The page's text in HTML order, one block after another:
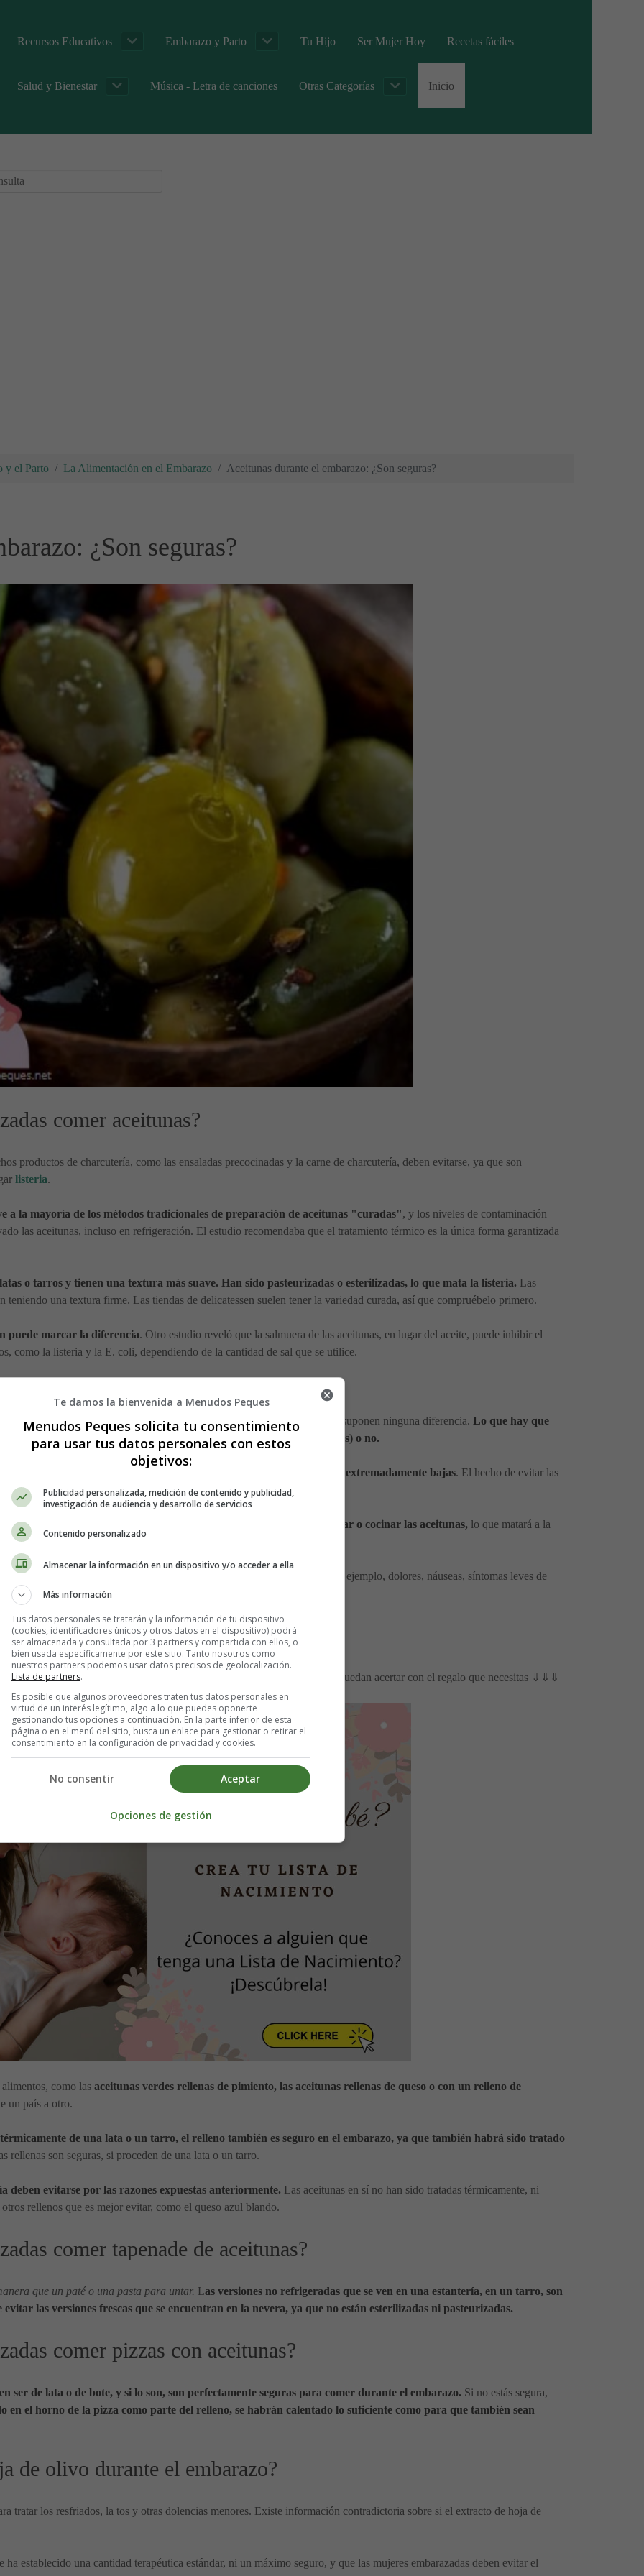
Recursos Educativos Embarazo y Parto Tu Hijo Ser Mujer Hoy Recetas fáciles
Salud y Bienestar Música - Letra de canciones Otras Categorías Inicio
y el Parto La Alimentación en el Embarazo Aceitunas durante el embarazo: ¿Son seguras?
¿Son seguras?
comer aceitunas?
productos de charcutería, como las ensaladas precocinadas y la carne de charcutería, deben evitarse, ya que son
listeria.
a la mayoría de los métodos tradicionales de preparación de aceitunas "curadas", y los niveles de contaminación
las aceitunas, incluso en refrigeración. El estudio recomendaba que el tratamiento térmico es la única forma garantizada
o tarros y tienen una textura más suave. Han sido pasteurizadas o esterilizadas, lo que mata la listeria. Las
teniendo una textura firme. Las tiendas de delicatessen suelen tener la variedad curada, así que compruébelo primero.
puede marcar la diferencia. Otro estudio reveló que la salmuera de las aceitunas, en lugar del aceite, puede inhibir el
como la listeria y la E. coli, dependiendo de la cantidad de sal que se utilice.
abierto son más susceptibles de sufrir contaminación cruzada.
las verdes, las negras, las de kalamata, etc. La variedad o el color no suponen ninguna diferencia. Lo que hay que
y si están tratadas térmicamente (pasteurizadas o esterilizadas) o no.
¡no te asustes! Las probabilidades de contraer listeria siguen siendo extremadamente bajas. El hecho de evitar las
que ya es bajo.
de una lata o un tarro durante el resto del embarazo, o calentar o cocinar las aceitunas, lo que matará a la
hacer nada a menos que experimentes
(por ejemplo, dolores, náuseas, síntomas leves de
con el médico de inmediato.
comer aceitunas rellenas?
siempre que quieras. Comparte tu lista con familiares y amigos para que puedan acertar con el regalo que necesitas ⇓⇓⇓
como las aceitunas verdes rellenas de pimiento, las aceitunas rellenas de queso o con un relleno de
un país a otro.
de una lata o un tarro, el relleno también es seguro en el embarazo, ya que también habrá sido tratado
rellenas son seguras, si proceden de una lata o un tarro.
deben evitarse por las razones expuestas anteriormente. Las aceitunas en sí no han sido tratadas térmicamente, ni
rellenos que es mejor evitar, como el queso azul blando.
comer tapenade de aceitunas?
que un paté o una pasta para untar. Las versiones no refrigeradas que se ven en una estantería, en un tarro, son
las versiones frescas que se encuentran en la nevera, ya que no están esterilizadas ni pasteurizadas.
comer pizzas con aceitunas?
ser de lata o de bote, y si lo son, son perfectamente seguras para comer durante el embarazo. Si no estás segura,
en el horno de la pizza como parte del relleno, se habrán calentado lo suficiente como para que también sean
de olivo durante el embarazo?
tratar los resfriados, la tos y otras dolencias menores. Existe información contradictoria sobre si el extracto de hoja de
establecido una cantidad terapéutica estándar, ni un máximo seguro, y que las mujeres embarazadas deben evitar el
Te damos la bienvenida a Menudos Peques
Menudos Peques solicita tu consentimiento
para usar tus datos personales con estos
objetivos:
Publicidad personalizada, medición de contenido y publicidad,
investigación de audiencia y desarrollo de servicios
Contenido personalizado
Almacenar la información en un dispositivo y/o acceder a ella
Más información
Tus datos personales se tratarán y la información de tu dispositivo
(cookies, identificadores únicos y otros datos en el dispositivo) podrá
ser almacenada y consultada por 3 partners y compartida con ellos, o
bien usada específicamente por este sitio. Tanto nosotros como
nuestros partners podemos usar datos precisos de geolocalización.
Lista de partners.
Es posible que algunos proveedores traten tus datos personales en
virtud de un interés legítimo, algo a lo que puedes oponerte
gestionando tus opciones a continuación. En la parte inferior de esta
página o en el menú del sitio, busca un enlace para gestionar o retirar el
consentimiento en la configuración de privacidad y cookies.
Aceptar
No consentir
Opciones de gestión